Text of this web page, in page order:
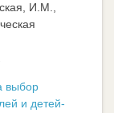
И.М.,
выбор
и детей-